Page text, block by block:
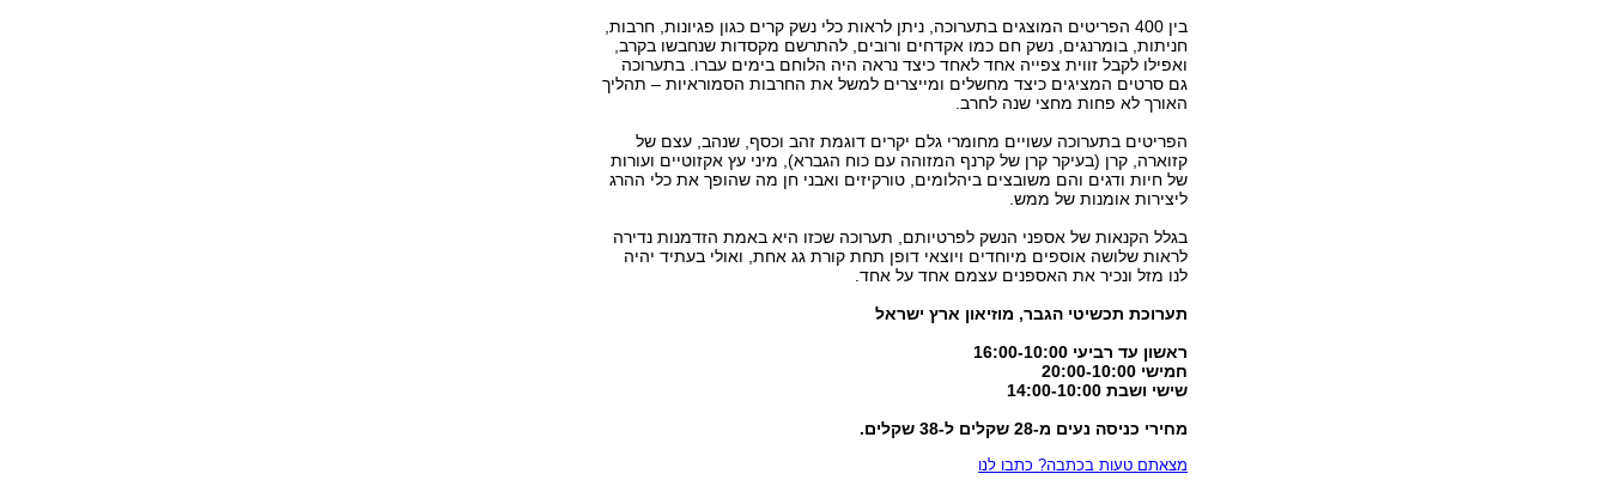
בין 400 הפריטים המוצגים בתערוכה, ניתן לראות כלי נשק קרים כגון פגיונות, חרבות,
חניתות, בומרנגים, נשק חם כמו אקדחים ורובים, להתרשם מקסדות שנחבשו בקרב,
ואפילו לקבל זווית צפייה אחד לאחד כיצד נראה היה הלוחם בימים עברו. בתערוכה
גם סרטים המציגים כיצד מחשלים ומייצרים למשל את החרבות הסמוראיות – תהליך
האורך לא פחות מחצי שנה לחרב.
הפריטים בתערוכה עשויים מחומרי גלם יקרים דוגמת זהב וכסף, שנהב, עצם של
קזוארה, קרן (בעיקר קרן של קרנף המזוהה עם כוח הגברא), מיני עץ אקזוטיים ועורות
של חיות ודגים והם משובצים ביהלומים, טורקיזים ואבני חן מה שהופך את כלי ההרג
ליצירות אומנות של ממש.
בגלל הקנאות של אספני הנשק לפרטיותם, תערוכה שכזו היא באמת הזדמנות נדירה
לראות שלושה אוספים מיוחדים ויוצאי דופן תחת קורת גג אחת, ואולי בעתיד יהיה
לנו מזל ונכיר את האספנים עצמם אחד על אחד.
תערוכת תכשיטי הגבר, מוזיאון ארץ ישראל
ראשון עד רביעי 16:00-10:00
חמישי 20:00-10:00
שישי ושבת 14:00-10:00
מחירי כניסה נעים מ-28 שקלים ל-38 שקלים.
מצאתם טעות בכתבה? כתבו לנו